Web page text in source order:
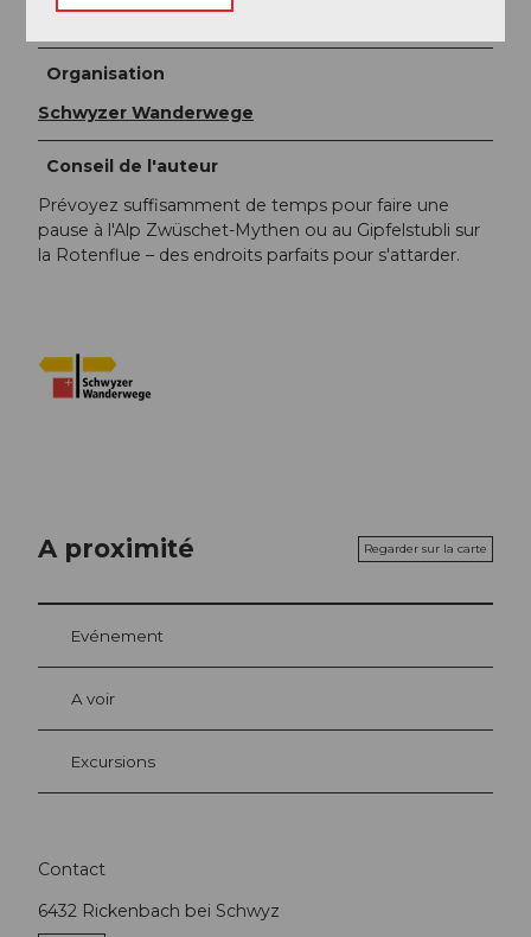
Organisation
Schwyzer Wanderwege
Conseil de l'auteur
Prévoyez suffisamment de temps pour faire une
pause à l'Alp Zwüschet-Mythen ou au Gipfelstubli sur
la Rotenflue – des endroits parfaits pour s'attarder.
A proximité Regarder sur la carte
Evénement
A voir
Excursions
Contact
6432 Rickenbach bei Schwyz